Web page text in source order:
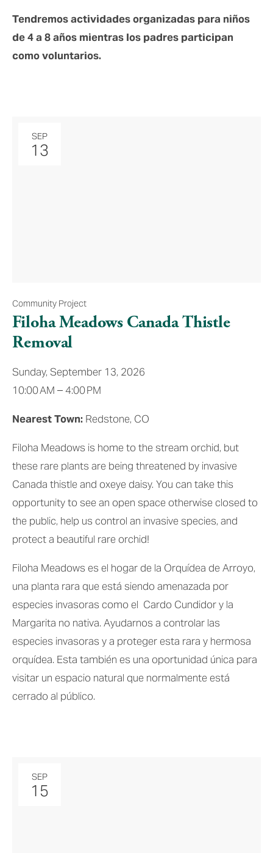
Tendremos actividades organizadas para niños
de 4 a 8 años mientras los padres participan
como voluntarios.
SEP
13
Community Project
Filoha Meadows Canada Thistle
Removal
Sunday, September 13, 2026
10:00 AM
4:00 PM
Nearest Town: Redstone, CO
Filoha Meadows is home to the stream orchid, but
these rare plants are being threatened by invasive
Canada thistle and oxeye daisy. You can take this
opportunity to see an open space otherwise closed to
the public, help us control an invasive species, and
protect a beautiful rare orchid!
Filoha Meadows es el hogar de la Orquídea de Arroyo,
una planta rara que está siendo amenazada por
especies invasoras como el  Cardo Cundidor y la
Margarita no nativa. Ayudarnos a controlar las
especies invasoras y a proteger esta rara y hermosa
orquídea. Esta también es una oportunidad única para
visitar un espacio natural que normalmente está
cerrado al público.
SEP
15